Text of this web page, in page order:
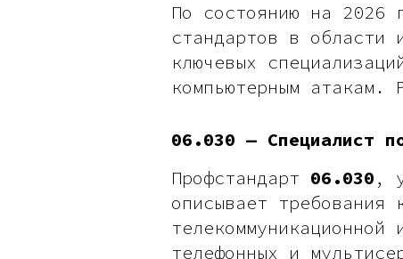
По состоянию на 2026
стандартов в области
ключевых
компьютерным атакам.
06.030 — Специалист
Профстандарт 06.030 ,
описывает требования
телефонных и